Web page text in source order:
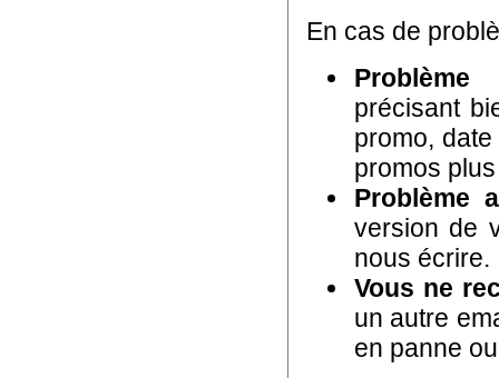
En cas de
Problème
précisant
promo,
promos
Problème
version de
nous écrire.
Vous ne
un autre
en panne